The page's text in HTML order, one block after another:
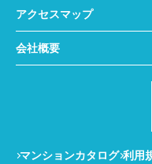
アクセスマップ
会社概要
マンションカタログ 利用